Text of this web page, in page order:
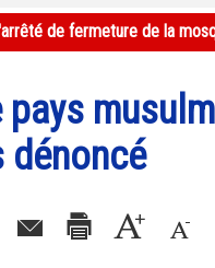
de fermeture de la
dénoncé